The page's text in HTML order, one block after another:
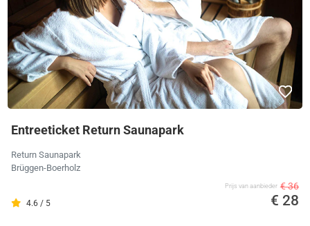
Entreeticket Return Saunapark
Return Saunapark
Brüggen-Boerholz
4.6 / 5
Prijs van aanbieder € 36
€ 28